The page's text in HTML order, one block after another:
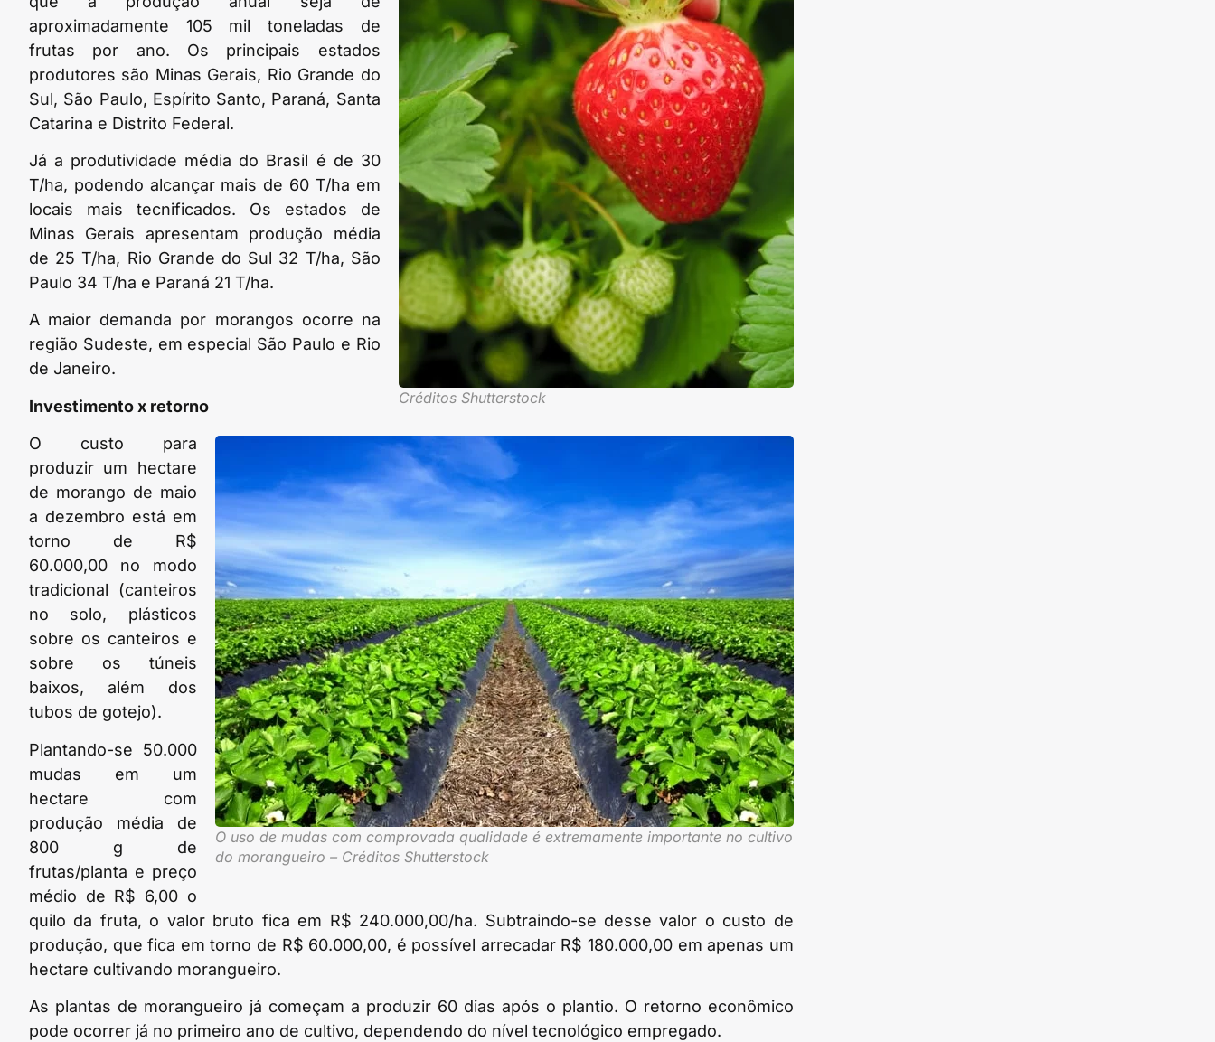
Créditos Shutterstock
aproximadamente 105 mil toneladas de
frutas por ano. Os principais estados
produtores são Minas Gerais, Rio Grande do
Sul, São Paulo, Espírito Santo, Paraná, Santa
Catarina e Distrito Federal.
Já a produtividade média do Brasil é de 30
T/ha, podendo alcançar mais de 60 T/ha em
locais mais tecnificados. Os estados de
Minas Gerais apresentam produção média
de 25 T/ha, Rio Grande do Sul 32 T/ha, São
Paulo 34 T/ha e Paraná 21 T/ha.
A maior demanda por morangos ocorre na
região Sudeste, em especial São Paulo e Rio
de Janeiro.
Investimento x retorno
O uso de mudas com comprovada qualidade é extremamente importante no cultivo
do morangueiro – Créditos Shutterstock
O custo para
produzir um hectare
de morango de maio
a dezembro está em
torno de R$
60.000,00 no modo
tradicional (canteiros
no solo, plásticos
sobre os canteiros e
sobre os túneis
baixos, além dos
tubos de gotejo).
Plantando-se 50.000
mudas em um
hectare com
produção média de
800 g de
frutas/planta e preço
médio de R$ 6,00 o
quilo da fruta, o valor bruto fica em R$ 240.000,00/ha. Subtraindo-se desse valor o custo de
produção, que fica em torno de R$ 60.000,00, é possível arrecadar R$ 180.000,00 em apenas um
hectare cultivando morangueiro.
As plantas de morangueiro já começam a produzir 60 dias após o plantio. O retorno econômico
pode ocorrer já no primeiro ano de cultivo, dependendo do nível tecnológico empregado.